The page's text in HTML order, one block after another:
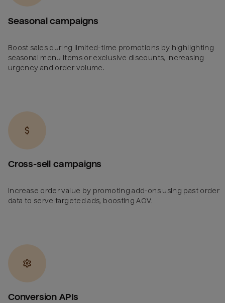
Seasonal campaigns
Boost sales during limited-time promotions by highlighting
seasonal menu items or exclusive discounts, increasing
urgency and order volume.
Cross-sell campaigns
Increase order value by promoting add-ons using past order
data to serve targeted ads, boosting AOV.
Conversion APIs